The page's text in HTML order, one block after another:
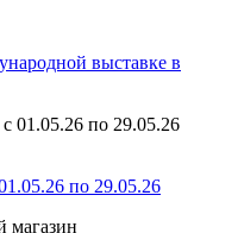
выставке в
по 29.05.26